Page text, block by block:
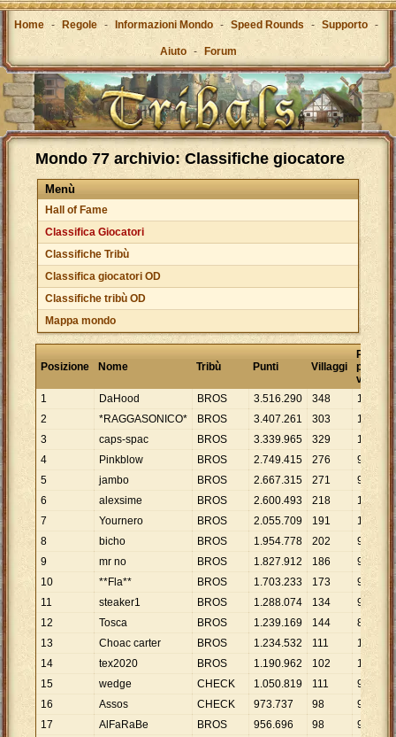
Home - Regole - Informazioni Mondo - Speed Rounds - Supporto -
Aiuto - Forum
Mondo 77 archivio: Classifiche giocatore
Menù
Hall of Fame
Classifica Giocatori
Classifiche Tribù
Classifica giocatori OD
Classifiche tribù OD
Mappa mondo
Posizione Nome Tribù Punti Villaggi
Punti
per
1
DaHood BROS 3.516.290 348 10
2
*RAGGASONICO* BROS 3.407.261 303 11
3
caps-spac BROS 3.339.965 329 10
152
4
Pinkblow BROS 2.749.415 276 9 962
5
jambo BROS 2.667.315 271 9
842
6
alexsime BROS 2.600.493 218 11
7
Yournero BROS 2.055.709 191 10 .
8
bicho BROS 1.954.778 202 9
9
mr no BROS 1.827.912 186 9 .827
10
**Fla** BROS 1.703.233 173 9
845
11
steaker1 BROS 1.288.074 134 9
12
Tosca BROS 1.239.169 144 8
605
13
Choac carter BROS 1.234.532 111 11
14
tex2020 BROS 1.190.962 102 11
15
wedge CHECK 1.050.819 111 9 .467
16
Assos CHECK 973.737 98 9
936
17
AlFaRaBe BROS 956.696 98 9 762